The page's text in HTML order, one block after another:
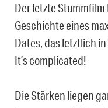
Der letzte
Geschichte eines
Dates, das letztlich
It’s complicated!
Die Stärken liegen